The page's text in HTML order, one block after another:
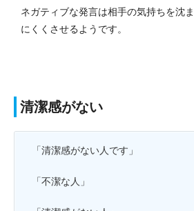
ネガティブな発言は相手の気持ちを沈
にくくさせるようです。
清潔感がない
「清潔感がない人です」
「不潔な人」